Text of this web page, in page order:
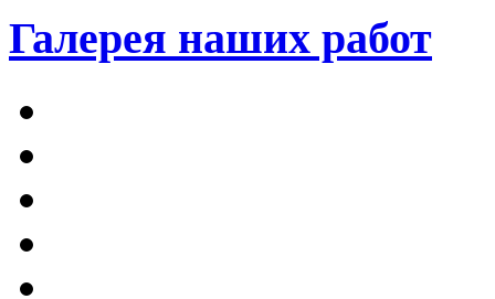
Галерея наших работ